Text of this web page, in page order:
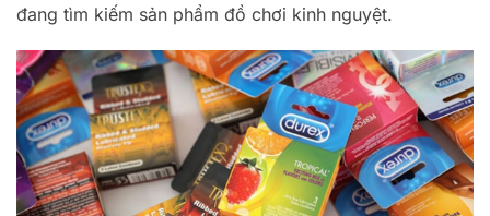
đang tìm kiếm sản phẩm đồ chơi kinh nguyệt.